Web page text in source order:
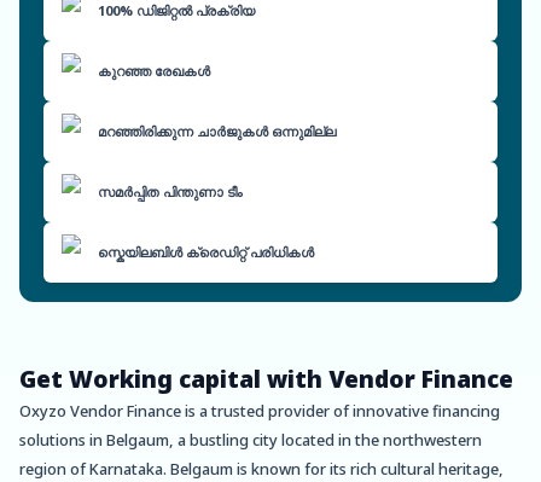
100% ഡിജിറ്റൽ പ്രക്രിയ
കുറഞ്ഞ രേഖകൾ
മറഞ്ഞിരിക്കുന്ന ചാർജുകൾ ഒന്നുമില്ല
സമർപ്പിത പിന്തുണാ ടീം
സ്കെയിലബിൾ ക്രെഡിറ്റ് പരിധികൾ
Get Working capital with Vendor Finance
Oxyzo Vendor Finance is a trusted provider of innovative financing
solutions in Belgaum, a bustling city located in the northwestern
region of Karnataka. Belgaum is known for its rich cultural heritage,